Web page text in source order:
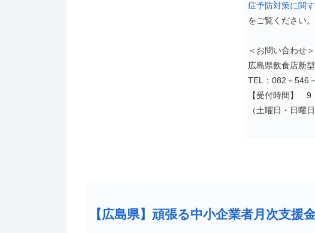
症予防対策に関
をご覧ください。
＜お問い合わせ＞
広島県飲食店新
TEL：082－546
【受付時間】 9
（土曜日・日曜
【広島県】頑張る中小企業者月次支援